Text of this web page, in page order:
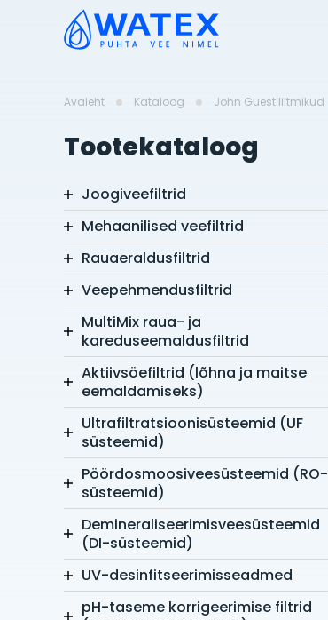
Avaleht Kataloog John Guest liitmikud
Tootekataloog
Joogiveefiltrid
Mehaanilised veefiltrid
Rauaeraldusfiltrid
Veepehmendusfiltrid
MultiMix raua- ja
kareduseemaldusfiltrid
Aktiivsöefiltrid (lõhna ja maitse
eemaldamiseks)
Ultrafiltratsioonisüsteemid (UF
süsteemid)
Pöördosmoosiveesüsteemid (RO-
süsteemid)
Demineraliseerimisveesüsteemid
(DI-süsteemid)
UV-desinfitseerimisseadmed
pH-taseme korrigeerimise filtrid